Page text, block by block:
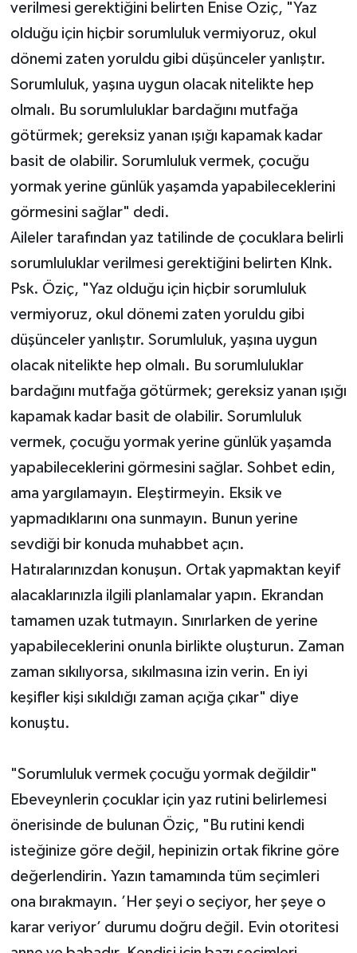
verilmesi gerektiğini belirten Enise Öziç, "Yaz
olduğu için hiçbir sorumluluk vermiyoruz, okul
dönemi zaten yoruldu gibi düşünceler yanlıştır.
Sorumluluk, yaşına uygun olacak nitelikte hep
olmalı. Bu sorumluluklar bardağını mutfağa
götürmek; gereksiz yanan ışığı kapamak kadar
basit de olabilir. Sorumluluk vermek, çocuğu
yormak yerine günlük yaşamda yapabileceklerini
görmesini sağlar" dedi.
Aileler tarafından yaz tatilinde de çocuklara belirli
sorumluluklar verilmesi gerektiğini belirten Klnk.
Psk. Öziç, "Yaz olduğu için hiçbir sorumluluk
vermiyoruz, okul dönemi zaten yoruldu gibi
düşünceler yanlıştır. Sorumluluk, yaşına uygun
olacak nitelikte hep olmalı. Bu sorumluluklar
bardağını mutfağa götürmek; gereksiz yanan ışığı
kapamak kadar basit de olabilir. Sorumluluk
vermek, çocuğu yormak yerine günlük yaşamda
yapabileceklerini görmesini sağlar. Sohbet edin,
ama yargılamayın. Eleştirmeyin. Eksik ve
yapmadıklarını ona sunmayın. Bunun yerine
sevdiği bir konuda muhabbet açın.
Hatıralarınızdan konuşun. Ortak yapmaktan keyif
alacaklarınızla ilgili planlamalar yapın. Ekrandan
tamamen uzak tutmayın. Sınırlarken de yerine
yapabileceklerini onunla birlikte oluşturun. Zaman
zaman sıkılıyorsa, sıkılmasına izin verin. En iyi
keşifler kişi sıkıldığı zaman açığa çıkar" diye
konuştu.
"Sorumluluk vermek çocuğu yormak değildir"
Ebeveynlerin çocuklar için yaz rutini belirlemesi
önerisinde de bulunan Öziç, "Bu rutini kendi
isteğinize göre değil, hepinizin ortak fikrine göre
değerlendirin. Yazın tamamında tüm seçimleri
ona bırakmayın. ’Her şeyi o seçiyor, her şeye o
karar veriyor’ durumu doğru değil. Evin otoritesi